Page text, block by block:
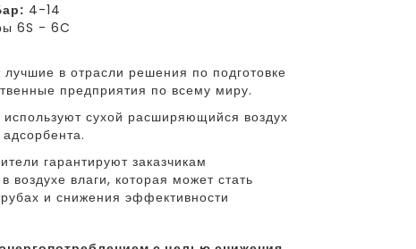
4-14
6S - 6C
в отрасли решения по подготовке
предприятия по всему миру.
сухой расширяющийся воздух
гарантируют заказчикам
влаги, которая может стать
и снижения эффективности